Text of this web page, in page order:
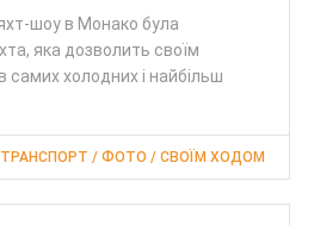
шоу в Монако була
яка дозволить своїм
самих холодних і найбільш
ТРАНСПОРТ / ФОТО / СВОЇМ ХОДОМ